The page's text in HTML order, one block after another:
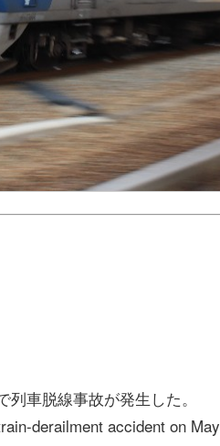
車脱線事故が発生した。
derailment accident on